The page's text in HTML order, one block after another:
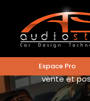
Espace Pro
Accueil
vente et